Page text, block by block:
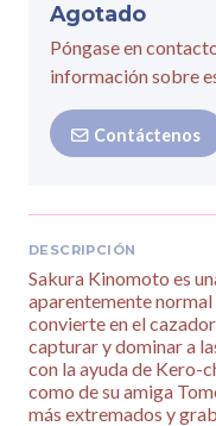
Agotado
Póngase en
información sobre
Contáctenos
DESCRIPCIÓN
Sakura Kinomoto es
aparentemente
convierte en el
capturar y dominar a
con la ayuda de Kero-
como de su amiga
más extremados y